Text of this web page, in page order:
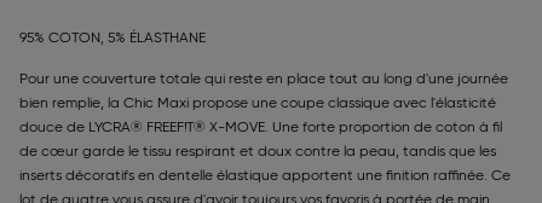
95% COTON, 5% ÉLASTHANE
Pour une couverture totale qui reste en place tout au long d'une journée
bien remplie, la Chic Maxi propose une coupe classique avec l'élasticité
douce de LYCRA® FREEF!T® X-MOVE. Une forte proportion de coton à fil
de cœur garde le tissu respirant et doux contre la peau, tandis que les
inserts décoratifs en dentelle élastique apportent une finition raffinée. Ce